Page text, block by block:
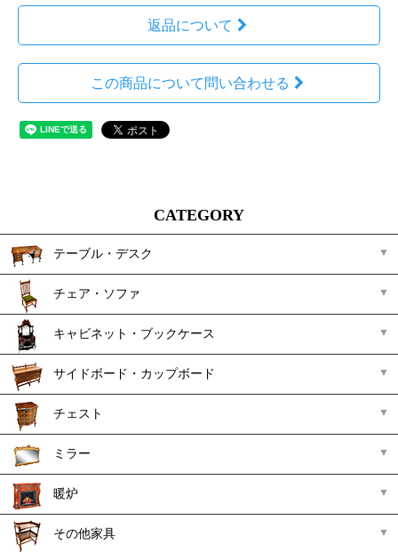
返品について
この商品について問い合わせる
CATEGORY
テーブル・デスク
チェア・ソファ
キャビネット・ブックケース
サイドボード・カップボード
チェスト
ミラー
暖炉
その他家具